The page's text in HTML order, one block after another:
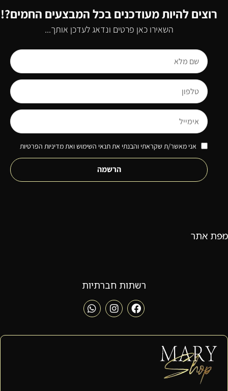
רוצים להיות מעודכנים בכל המבצעים החמים?!
השאירו כאן פרטים ונדאג לעדכן אותך...
אני מאשר/ת שקראתי והבנתי את תנאי השימוש ואת מדיניות הפרטיות
הרשמה
מפת אתר
רשתות חברתיות